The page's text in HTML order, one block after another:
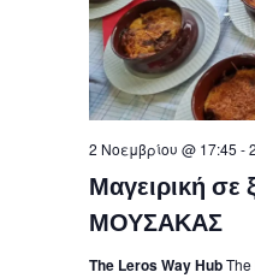
Μαγειρική σε
ΜΟΥΣΑΚΑΣ
2 Νοεμβρίου @ 17:45 -
The Leros Way HubThe